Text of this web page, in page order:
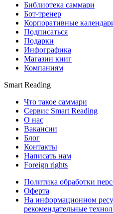
Библиотека саммари
Бот-тренер
Корпоративные
Подписаться
Подарки
Инфографика
Магазин книг
Компаниям
Smart Reading
Что такое саммари
Сервис Smart Reading
О нас
Вакансии
Блог
Контакты
Написать нам
Foreign rights
Политика обработки
Оферта
На информационном
рекомендательные